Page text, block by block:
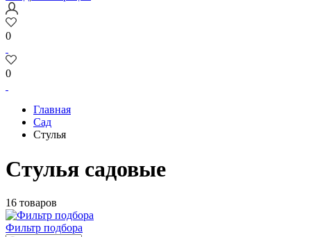
0
0
Главная
Сад
Стулья
Стулья садовые
16 товаров
Фильтр подбора